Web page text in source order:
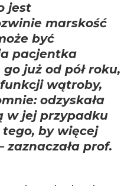
jest
marskość
być
pacjentka
już od pół roku,
wątroby,
odzyskała
w jej przypadku
by więcej
zaznaczała prof.